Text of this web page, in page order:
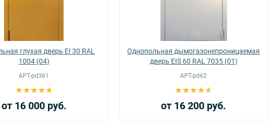
глухая дверь EI 30 RAL
1004 (04)
АРТ-pd361
от 16 000 руб.
Однопольная дымогазонепроницаемая
дверь EIS 60 RAL 7035 (01)
АРТ-pd62
от 16 200 руб.